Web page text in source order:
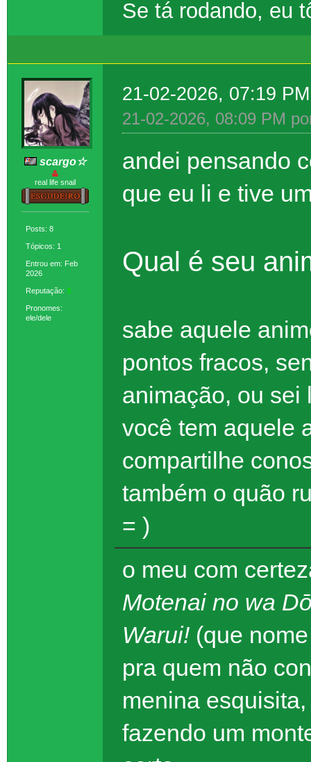
Se tá rodando, eu
scargo☆
real life snail
Posts: 8
Tópicos: 1
Entrou em: Feb
2026
Reputação: 3
Pronomes:
ele/dele
21-02-2026, 07:19
21-02-2026, 08:09 PM
andei pensando
que eu li e tive
Qual é seu
sabe aquele
pontos fracos,
animação, ou sei
você tem aquele
compartilhe
também o quão
= )
o meu com
Motenai no wa
Warui! (que
pra quem não
menina
fazendo um